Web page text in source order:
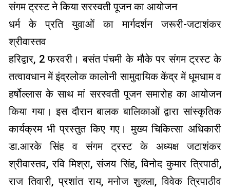
संगम ट्रस्ट ने किया सरस्वती पूजन का आयोजन
धर्म के प्रति युवाओं का मार्गदर्शन जरूरी-जटाशंकर
श्रीवास्तव
हरिद्वार, 2 फरवरी। बसंत पंचमी के मौके पर संगम ट्रस्ट के
तत्वावधान में इंद्रलोक कालोनी सामुदायिक केंद्र में धूमधाम व
हर्षोल्लास के साथ मां सरस्वती पूजन समारोह का आयोजन
किया गया। इस दौरान बालक बालिकाओं द्वारा सांस्कृतिक
कार्यक्रम भी प्रस्तुत किए गए। मुख्य चिकित्सा अधिकारी
डा.आरके सिंह व संगम ट्रस्ट के अध्यक्ष जटाशंकर
श्रीवास्तव, रवि मिश्रा, संजय सिंह, विनोद कुमार त्रिपाठी,
राज तिवारी, प्रशांत राय, मनोज शुक्ला, विवेक त्रिपाठीव